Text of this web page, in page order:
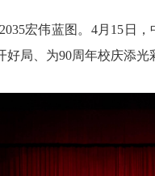
宏伟蓝图。4月15日
局、为90周年校庆添光